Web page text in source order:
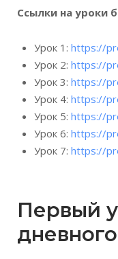
Ссылки на уроки
Урок 1: https://
Урок 2: https://
Урок 3: https://
Урок 4: https://
Урок 5: https://
Урок 6: https://
Урок 7: https://
Первый